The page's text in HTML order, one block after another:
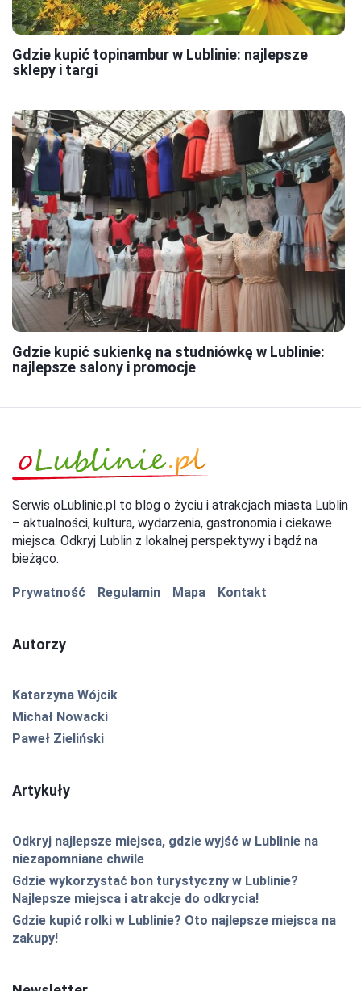
Gdzie kupić topinambur w Lublinie: najlepsze
sklepy i targi
Gdzie kupić sukienkę na studniówkę w Lublinie:
najlepsze salony i promocje
Serwis oLublinie.pl to blog o życiu i atrakcjach miasta Lublin
– aktualności, kultura, wydarzenia, gastronomia i ciekawe
miejsca. Odkryj Lublin z lokalnej perspektywy i bądź na
bieżąco.
Prywatność Regulamin Mapa Kontakt
Autorzy
Katarzyna Wójcik
Michał Nowacki
Paweł Zieliński
Artykuły
Odkryj najlepsze miejsca, gdzie wyjść w Lublinie na
niezapomniane chwile
Gdzie wykorzystać bon turystyczny w Lublinie?
Najlepsze miejsca i atrakcje do odkrycia!
Gdzie kupić rolki w Lublinie? Oto najlepsze miejsca na
zakupy!